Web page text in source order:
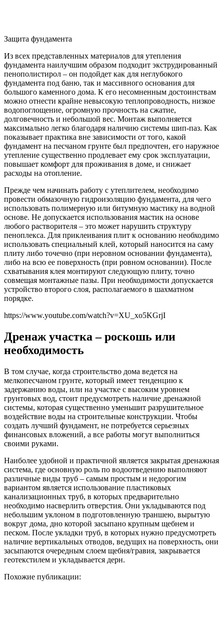
Защита фундамента
Из всех представленных материалов для утепления
фундамента наилучшим образом подходит экструдированный
пенополистирол – он подойдет как для неглубокого
фундамента под баню, так и массивного основания для
большого каменного дома. К его несомненным достоинствам
можно отнести крайне невысокую теплопроводность, низкое
водопоглощение, огромную прочность на сжатие,
долговечность и небольшой вес. Монтаж выполняется
максимально легко благодаря наличию системы шип-паз. Как
показывает практика вне зависимости от того, какой
фундамент на песчаном грунте был предпочтен, его наружное
утепление существенно продлевает ему срок эксплуатации,
повышает комфорт для проживания в доме, и снижает
расходы на отопление.
Прежде чем начинать работу с утеплителем, необходимо
провести обмазочную гидроизоляцию фундамента, для чего
использовать полимерную или битумную мастику на водной
основе. Не допускается использования мастик на основе
любого растворителя – это может нарушить структуру
пеноплекса. Для приклеивания плит к основанию необходимо
использовать специальный клей, который наносится на саму
плиту либо точечно (при неровном основании фундамента),
либо на всю ее поверхность (при ровном основании). После
схватывания клея монтируют следующую плиту, точно
совмещая монтажные пазы. При необходимости допускается
устройство второго слоя, располагаемого в шахматном
порядке.
https://www.youtube.com/watch?v=XU_xo5KGrjI
Дренаж участка – роскошь или
необходимость
В том случае, когда строительство дома ведется на
мелкопесчаном грунте, который имеет тенденцию к
задержанию воды, или на участке с высоким уровнем
грунтовых вод, стоит предусмотреть наличие дренажной
системы, которая существенно уменьшит разрушительное
воздействие воды на строительные конструкции. Чтобы
создать лучший фундамент, не потребуется серьезных
финансовых вложений, а все работы могут выполниться
своими руками.
Наиболее удобной и практичной является закрытая дренажная
система, где основную роль по водоотведению выполняют
различные виды труб – самым простым и недорогим
вариантом является использование пластиковых
канализационных труб, в которых предварительно
необходимо насверлить отверстия. Они укладываются под
небольшим уклоном в подготовленную траншею, вырытую
вокруг дома, дно которой засыпано крупным щебнем и
песком. После укладки труб, в которых нужно предусмотреть
наличие вертикальных отводов, ведущих на поверхность, они
засыпаются очередным слоем щебня/гравия, закрывается
геотекстилем и укладывается дерн.
Похожие публикации: